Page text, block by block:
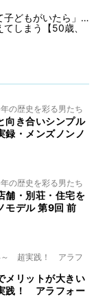
子どもがいたら」…
しまう【50歳、
の歴史を彩る男たち
き合いシンプル
録・メンズノンノ
の歴史を彩る男たち
・別荘・住宅を
モデル 第9回 前
～ 超実践！ アラフ
メリットが大きい
践！ アラフォー